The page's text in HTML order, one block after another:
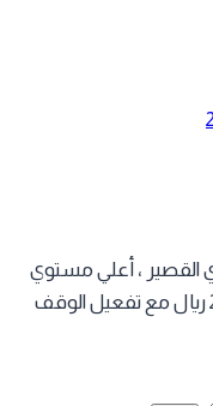
، أعلي مستوي
مستوي 24.10 ريال ثم 25 ريال مع تفعيل الوقف